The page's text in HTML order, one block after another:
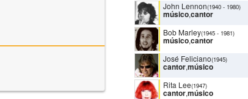
John Lennon(1940 - 1980)
músico,cantor
Bob Marley(1945 - 1981)
músico,cantor
José Feliciano(1945)
cantor,músico
Rita Lee(1947)
cantor,músico